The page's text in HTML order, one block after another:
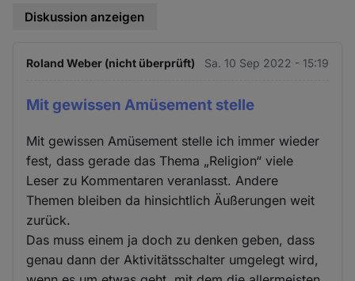
Diskussion anzeigen
Roland Weber (nicht überprüft) Sa. 10 Sep 2022 - 15:19
Mit gewissen Amüsement stelle
Mit gewissen Amüsement stelle ich immer wieder
fest, dass gerade das Thema „Religion“ viele
Leser zu Kommentaren veranlasst. Andere
Themen bleiben da hinsichtlich Äußerungen weit
zurück.
Das muss einem ja doch zu denken geben, dass
genau dann der Aktivitätsschalter umgelegt wird,